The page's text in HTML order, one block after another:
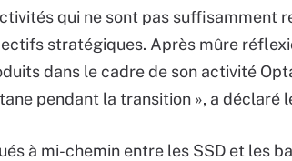
qui ne sont pas suffisamment
stratégiques. Après mûre
dans le cadre de son activité
pendant la transition », a déclaré
à mi-chemin entre les SSD et les